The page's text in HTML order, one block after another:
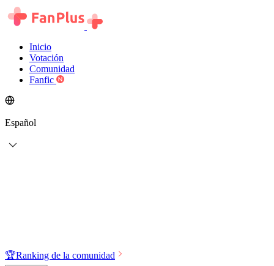
Inicio
Votación
Comunidad
Fanfic
Español
🏆Ranking de la comunidad